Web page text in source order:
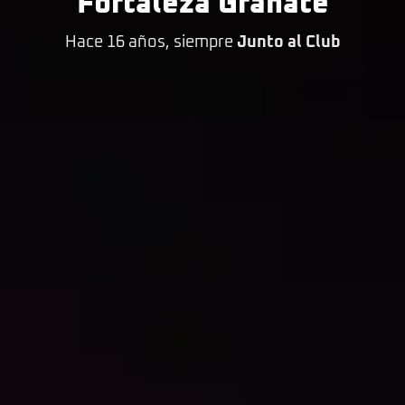
Hace 16 años, siempre Junto al Club